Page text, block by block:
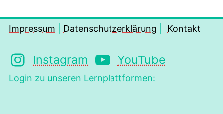
Impressum Datenschutzerklärung Kontakt
Instagram YouTube
Login zu unseren Lernplattformen: